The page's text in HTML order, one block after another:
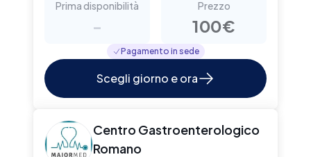
Prima disponibilità
-
Prezzo
100€
Pagamento in sede
Scegli giorno e ora
Centro Gastroenterologico
Romano